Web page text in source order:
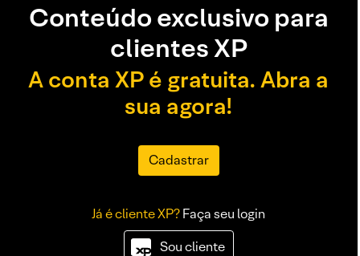
Conteúdo exclusivo para
clientes XP
A conta XP é gratuita. Abra a
sua agora!
Cadastrar
Já é cliente XP?Faça seu login
Sou cliente